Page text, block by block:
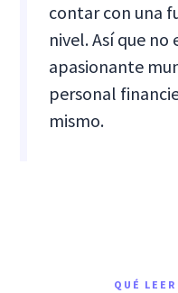
contar con una
nivel. Así que no
apasionante
personal
mismo.
QUÉ